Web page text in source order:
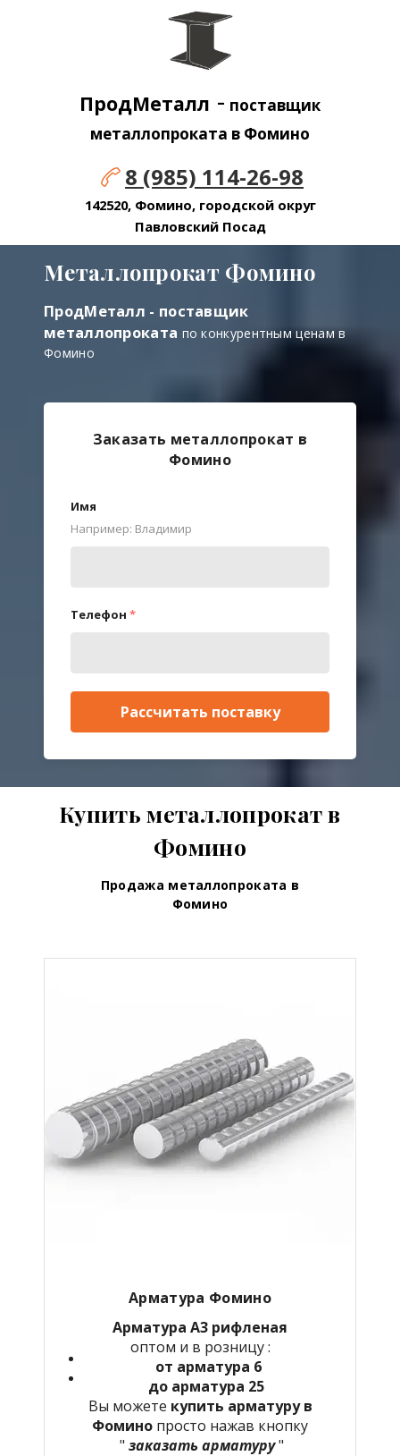
ПродМеталл - поставщик
металлопроката в Фомино
8 (985) 114-26-98
142520, Фомино, городской округ
Павловский Посад
Металлопрокат Фомино
ПродМеталл - поставщик
металлопроката по конкурентным ценам в
Фомино
Заказать металлопрокат в
Фомино
Имя
Например: Владимир
Телефон *
Рассчитать поставку
Купить металлопрокат в
Фомино
Продажа металлопроката в
Фомино
Арматура Фомино
Арматура А3 рифленая
оптом и в розницу :
от арматура 6
до арматура 25
Вы можете купить арматуру в
Фомино просто нажав кнопку
" заказать арматуру"